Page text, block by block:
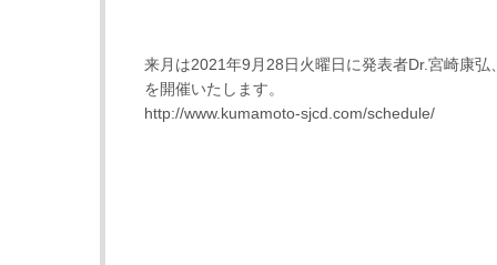
来月は2021年9月28日火曜日に発表者Dr.宮崎康
を開催いたします。
http://www.kumamoto-sjcd.com/schedule/